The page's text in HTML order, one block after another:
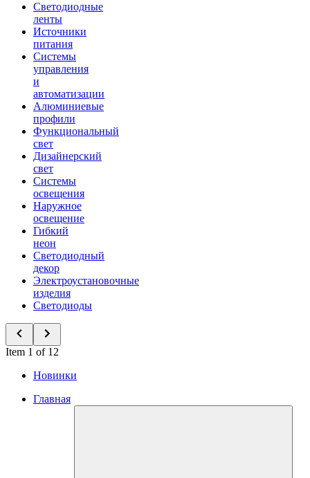
Светодиодные
ленты
Источники
питания
Системы
управления
и
автоматизации
Алюминиевые
профили
Функциональный
свет
Дизайнерский
свет
Системы
освещения
Наружное
освещение
Гибкий
неон
Светодиодный
декор
Электроустановочные
изделия
Светодиоды
Item 1 of 12
Новинки
Главная